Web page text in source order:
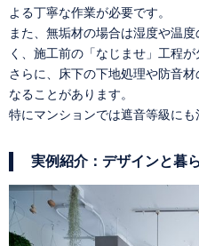
よる丁寧な作業が必要です。
また、無垢材の場合は湿度や温
く、施工前の「なじませ」工程が
さらに、床下の下地処理や防音
なることがあります。
特にマンションでは遮音等級にも
実例紹介：デザインと暮